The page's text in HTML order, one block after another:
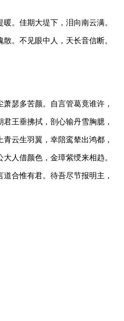
。佳期大堤下，泪向南云满。
。不见眼中人，天长音信断。
瑟多苦颜。自言管葛竟谁许，
王垂拂拭，剖心输丹雪胸臆，
云生羽翼，幸陪鸾辇出鸿都，
人借颜色，金璋紫绶来相趋。
合惟有君。待吾尽节报明主，